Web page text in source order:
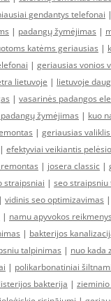
gendantys telefonai |
| padangų žymėjimas |
katėms geriausias |
| geriausias vonios
lietuvoje | lietuvoje
| vasarinės padangos
žymėjimas | kuo
| geriausias
| efektyviai veikiantis
| josera classic |
straipsniai | seo straipsniu
| vidinis seo optimizavimas |
| namu apyvokos reikmenys
| bakterijos
talpinimas | nuo kada
| polikarbonatiniai
listerijos bakterija | zieminio